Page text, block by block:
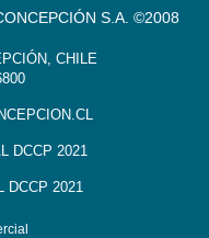
S.A. ©2008
CHILE
DCCP 2021
DCCP 2021